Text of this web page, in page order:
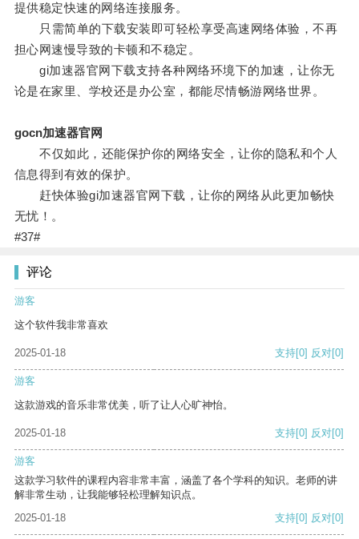
提供稳定快速的网络连接服务。
只需简单的下载安装即可轻松享受高速网络体验，不再
担心网速慢导致的卡顿和不稳定。
gi加速器官网下载支持各种网络环境下的加速，让你无
论是在家里、学校还是办公室，都能尽情畅游网络世界。
gocn加速器官网
不仅如此，还能保护你的网络安全，让你的隐私和个人
信息得到有效的保护。
赶快体验gi加速器官网下载，让你的网络从此更加畅快
无忧！。
#37#
评论
游客
这个软件我非常喜欢
2025-01-18 支持[0] 反对[0]
游客
这款游戏的音乐非常优美，听了让人心旷神怡。
2025-01-18 支持[0] 反对[0]
游客
这款学习软件的课程内容非常丰富，涵盖了各个学科的知识。老师的讲
解非常生动，让我能够轻松理解知识点。
2025-01-18
支持[0] 反对[0]